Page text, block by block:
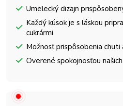
Umelecký dizajn
Každý kúsok je s láskou
cukrármi
Možnosť prispôsobenia chuti
Overené spokojnosťou